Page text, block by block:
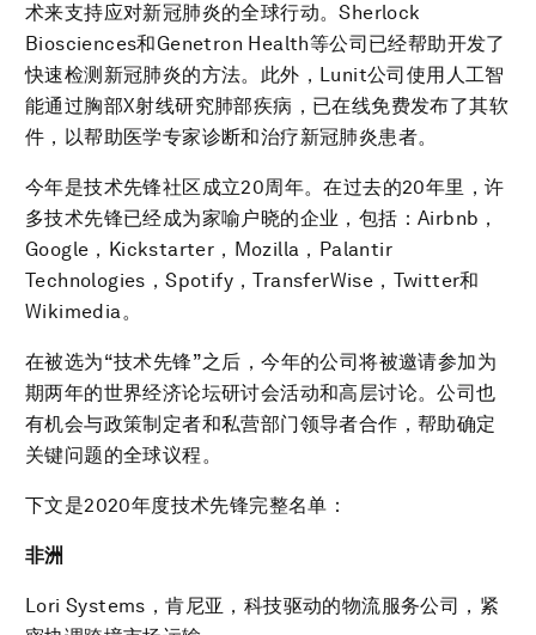
术来支持应对新冠肺炎的全球行动。Sherlock
Biosciences和Genetron Health等公司已经帮助开发了
快速检测新冠肺炎的方法。此外，Lunit公司使用人工智
能通过胸部X射线研究肺部疾病，已在线免费发布了其软
件，以帮助医学专家诊断和治疗新冠肺炎患者。
今年是技术先锋社区成立20周年。在过去的20年里，许
多技术先锋已经成为家喻户晓的企业，包括：Airbnb，
Google，Kickstarter，Mozilla，Palantir
Technologies，Spotify，TransferWise，Twitter和
Wikimedia。
在被选为“技术先锋”之后，今年的公司将被邀请参加为
期两年的世界经济论坛研讨会活动和高层讨论。公司也
有机会与政策制定者和私营部门领导者合作，帮助确定
关键问题的全球议程。
下文是2020年度技术先锋完整名单：
非洲
Lori Systems，肯尼亚，科技驱动的物流服务公司，紧